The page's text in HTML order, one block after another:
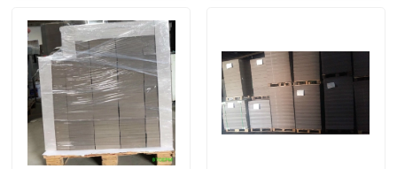
Papier budowlany do pokrywania podłóg
Papier do drukowania na kartonie
Wodoodporne arkusze podłogowe